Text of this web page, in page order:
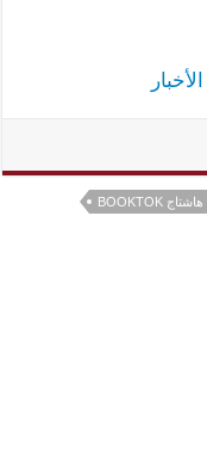
هاشتاج BOOKTOK